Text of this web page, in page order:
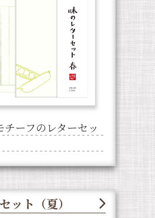
ーフのレターセッ
ット（夏）